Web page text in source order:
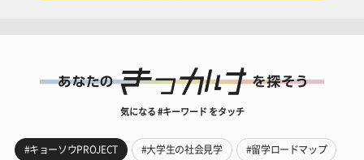
気になる #キーワード をタッチ
#キョーソウPROJECT #大学生の社会見学 #留学ロードマップ